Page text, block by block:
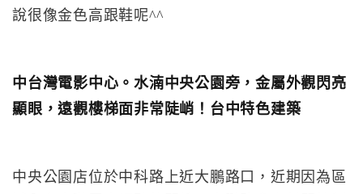
說很像金色高跟鞋呢^^
中台灣電影中心。水湳中央公園旁，金屬外觀閃亮
顯眼，遠觀樓梯面非常陡峭！台中特色建築
中央公園店位於中科路上近大鵬路口，近期因為區